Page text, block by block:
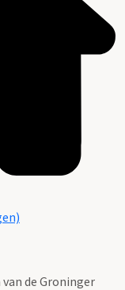
de Groninger